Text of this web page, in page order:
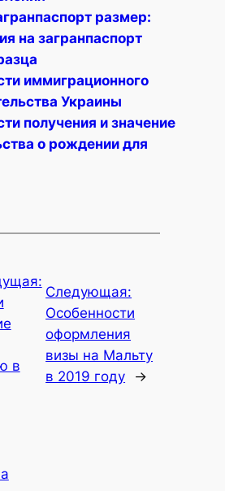
размер:
на загранпаспорт
иммиграционного
Украины
получения и значение
о рождении для
в
Следующая:
Особенности
оформления
визы на Мальту
в 2019 году
→